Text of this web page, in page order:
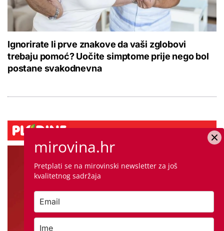
Ignorirate li prve znakove da vaši zglobovi
trebaju pomoć? Uočite simptome prije nego bol
postane svakodnevna
mirovina.hr
Pretplati se na mirovinski newsletter za još
kvalitetnog sadržaja